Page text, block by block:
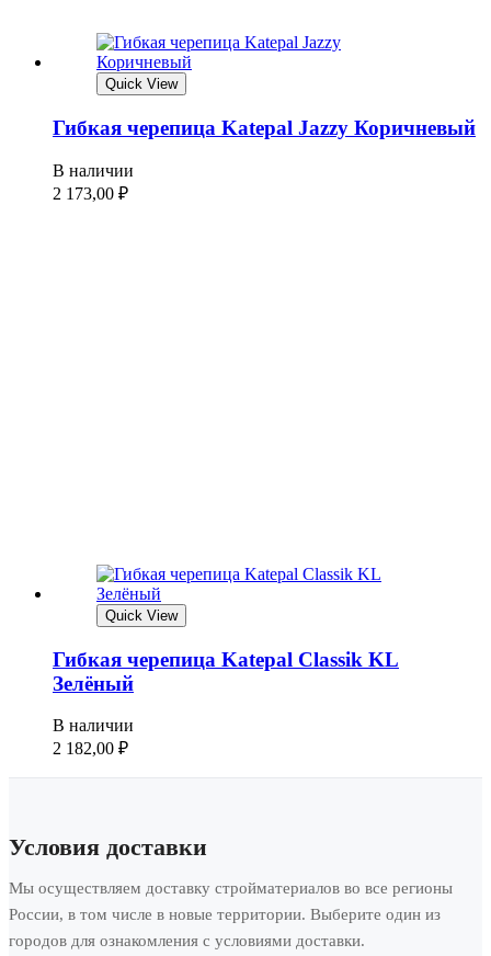
Quick View
Гибкая черепица Katepal Jazzy Коричневый
В наличии
2 173,00 ₽
Quick View
Гибкая черепица Katepal Classik KL
Зелёный
В наличии
2 182,00 ₽
Условия доставки
Мы осуществляем доставку стройматериалов во все регионы
России, в том числе в новые территории. Выберите один из
городов для ознакомления с условиями доставки.